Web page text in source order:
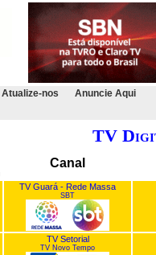
Atualize-nos
Anuncie Aqui
TV
Canal
TV Guará - Rede Massa
SBT
TV Setorial
TV Novo Tempo